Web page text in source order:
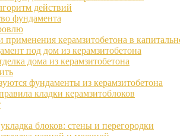
действий
фундамента
применения керамзитобетона в
под дом из керамзитобетона
дома из керамзитобетона
фундаменты из керамзитобетона
кладки керамзитоблоков
блоков: стены и перегородки